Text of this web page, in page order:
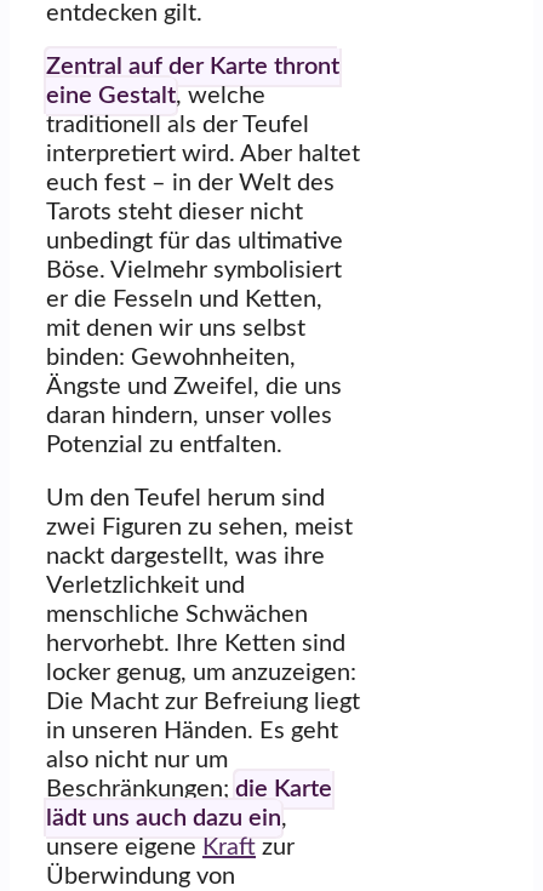
entdecken gilt.
Zentral auf der Karte thront
eine Gestalt, welche
traditionell als der Teufel
interpretiert wird. Aber haltet
euch fest – in der Welt des
Tarots steht dieser nicht
unbedingt für das ultimative
Böse. Vielmehr symbolisiert
er die Fesseln und Ketten,
mit denen wir uns selbst
binden: Gewohnheiten,
Ängste und Zweifel, die uns
daran hindern, unser volles
Potenzial zu entfalten.
Um den Teufel herum sind
zwei Figuren zu sehen, meist
nackt dargestellt, was ihre
Verletzlichkeit und
menschliche Schwächen
hervorhebt. Ihre Ketten sind
locker genug, um anzuzeigen:
Die Macht zur Befreiung liegt
in unseren Händen. Es geht
also nicht nur um
Beschränkungen; die Karte
lädt uns auch dazu ein,
unsere eigene Kraft zur
Überwindung von